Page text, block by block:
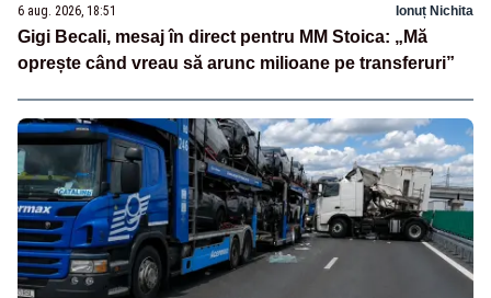
6 aug. 2026, 18:51 Ionuț Nichita
Gigi Becali, mesaj în direct pentru MM Stoica: „Mă
oprește când vreau să arunc milioane pe transferuri”